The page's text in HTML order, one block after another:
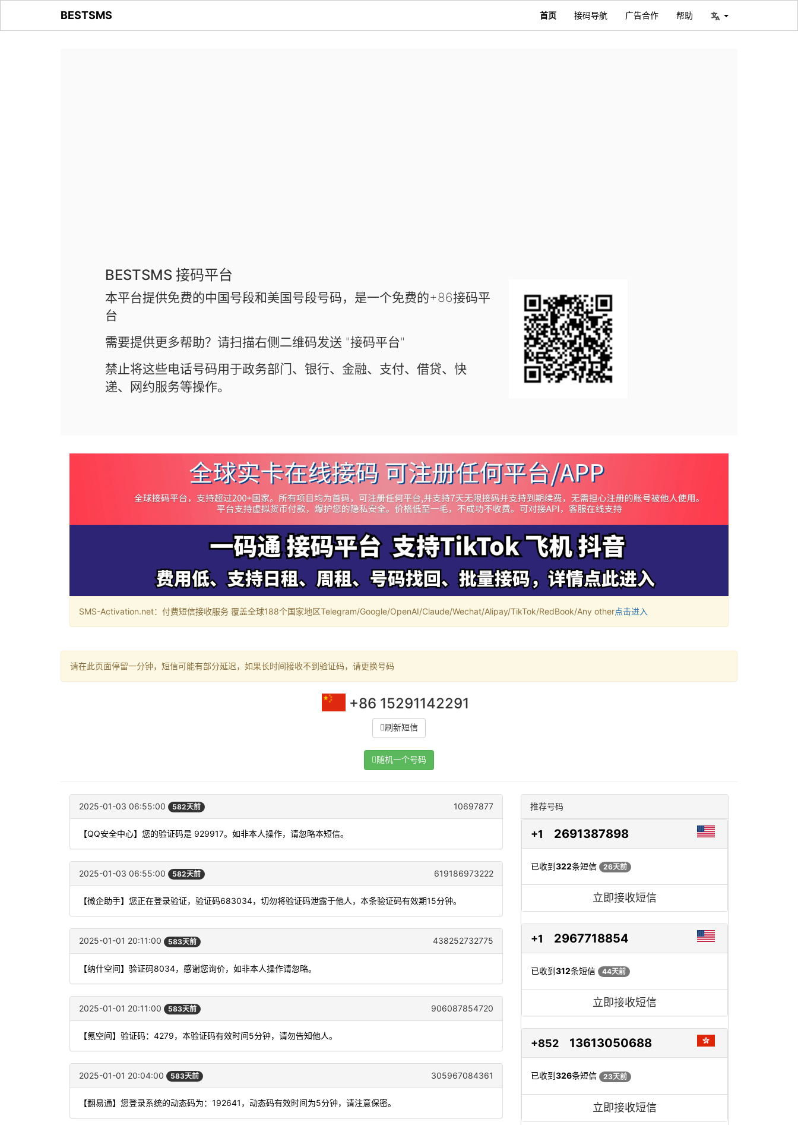
BESTSMS 首页 接码导航 广告合作 帮助
BESTSMS 接码平台
本平台提供免费的中国号段和美国号段号码，是一个免费的+86接码平
台
需要提供更多帮助？请扫描右侧二维码发送 "接码平台"
禁止将这些电话号码用于政务部门、银行、金融、支付、借贷、快
递、网约服务等操作。
SMS-Activation.net：付费短信接收服务 覆盖全球188个国家地区Telegram/Google/OpenAI/Claude/Wechat/Alipay/TikTok/RedBook/Any other点击进入
请在此页面停留一分钟，短信可能有部分延迟，如果长时间接收不到验证码，请更换号码
+86 15291142291
刷新短信
随机一个号码
2025-01-03 06:55:00 582天前 10697877
【QQ安全中心】您的验证码是 929917。如非本人操作，请忽略本短信。
2025-01-03 06:55:00 582天前 619186973222
【微企助手】您正在登录验证，验证码683034，切勿将验证码泄露于他人，本条验证码有效期15分钟。
2025-01-01 20:11:00 583天前 438252732775
【纳什空间】验证码8034，感谢您询价，如非本人操作请忽略。
2025-01-01 20:11:00 583天前 906087854720
【氪空间】验证码：4279，本验证码有效时间5分钟，请勿告知他人。
2025-01-01 20:04:00 583天前 305967084361
【翻易通】您登录系统的动态码为：192641，动态码有效时间为5分钟，请注意保密。
推荐号码
+1 2691387898
已收到322条短信 26天前
立即接收短信
+1 2967718854
已收到312条短信 44天前
立即接收短信
+852 13613050688
已收到326条短信 23天前
立即接收短信